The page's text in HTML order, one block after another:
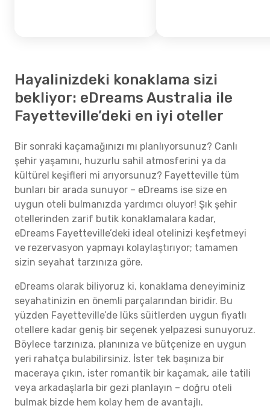
Hayalinizdeki konaklama sizi
bekliyor: eDreams Australia ile
Fayetteville’deki en iyi oteller
Bir sonraki kaçamağınızı mı planlıyorsunuz? Canlı
şehir yaşamını, huzurlu sahil atmosferini ya da
kültürel keşifleri mi arıyorsunuz? Fayetteville tüm
bunları bir arada sunuyor – eDreams ise size en
uygun oteli bulmanızda yardımcı oluyor! Şık şehir
otellerinden zarif butik konaklamalara kadar,
eDreams Fayetteville’deki ideal otelinizi keşfetmeyi
ve rezervasyon yapmayı kolaylaştırıyor; tamamen
sizin seyahat tarzınıza göre.
eDreams olarak biliyoruz ki, konaklama deneyiminiz
seyahatinizin en önemli parçalarından biridir. Bu
yüzden Fayetteville’de lüks süitlerden uygun fiyatlı
otellere kadar geniş bir seçenek yelpazesi sunuyoruz.
Böylece tarzınıza, planınıza ve bütçenize en uygun
yeri rahatça bulabilirsiniz. İster tek başınıza bir
maceraya çıkın, ister romantik bir kaçamak, aile tatili
veya arkadaşlarla bir gezi planlayın – doğru oteli
bulmak bizde hem kolay hem de avantajlı.